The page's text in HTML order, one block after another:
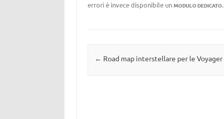
errori è invece disponibile un MODULO DEDICATO.
Navigazione articolo
← Road map interstellare per le Voyager